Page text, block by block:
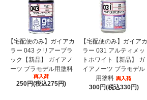
【宅配便のみ】ガイアカ
ラー 043 クリアーブラ
ック【新品】 ガイアノ
ーツ プラモデル用塗料
250円(税込275円)
【宅配便のみ】ガイアカ
ラー 031 アルティメッ
トホワイト【新品】 ガ
イアノーツ プラモデル
用塗料
300円(税込330円)